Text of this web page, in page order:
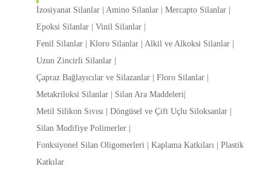
İzosiyanat Silanlar | Amino Silanlar | Mercapto Silanlar |
Epoksi Silanlar | Vinil Silanlar |
Fenil Silanlar | Kloro Silanlar | Alkil ve Alkoksi Silanlar |
Uzun Zincirli Silanlar |
Çapraz Bağlayıcılar ve Silazanlar | Floro Silanlar |
Metakriloksi Silanlar | Silan Ara Maddeleri|
Metil Silikon Sıvısı | Döngüsel ve Çift Uçlu Siloksanlar |
Silan Modifiye Polimerler |
Fonksiyonel Silan Oligomerleri | Kaplama Katkıları | Plastik
Katkılar